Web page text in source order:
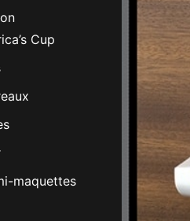
Cup
maquettes